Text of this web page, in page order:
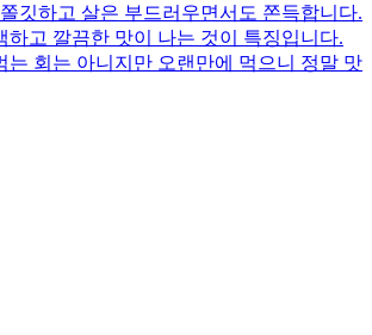
깃하고 살은 부드러우면서도 쫀득합니다.
하고 깔끔한 맛이 나는 것이 특징입니다.
는 회는 아니지만 오랜만에 먹으니 정말 맛